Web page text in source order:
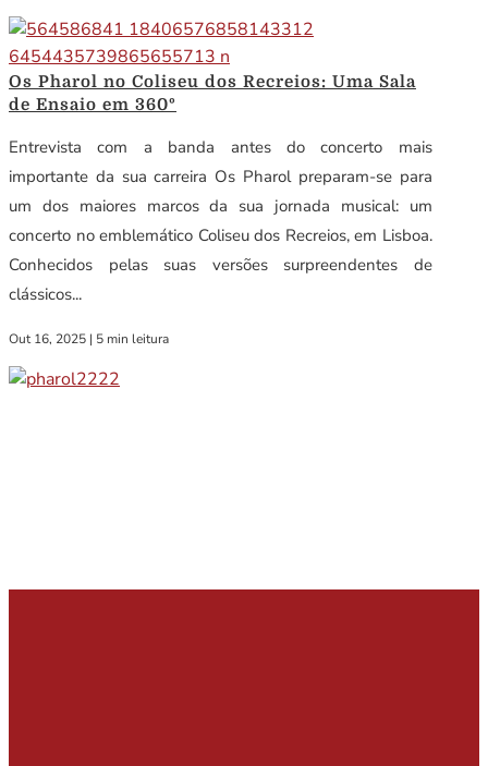
Os Pharol no Coliseu dos Recreios: Uma Sala
de Ensaio em 360º
Entrevista com a banda antes do concerto mais
importante da sua carreira Os Pharol preparam-se para
um dos maiores marcos da sua jornada musical: um
concerto no emblemático Coliseu dos Recreios, em Lisboa.
Conhecidos pelas suas versões surpreendentes de
clássicos...
Out 16, 2025 | 5 min leitura